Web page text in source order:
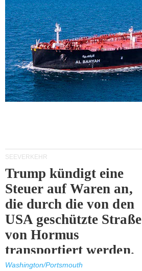
SEEVERKEHR
Trump kündigt eine
Steuer auf Waren an,
die durch die von den
USA geschützte Straße
von Hormus
transportiert werden.
Washington/Portsmouth